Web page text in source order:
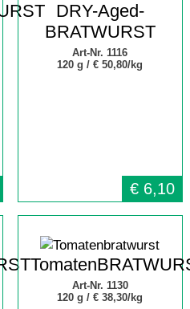
DRY-Aged-
BRATWURST
Art-Nr. 1116
120 g /€ 50,80/kg
€ 6,10
Art-Nr. 1130
120 g /€ 38,30/kg